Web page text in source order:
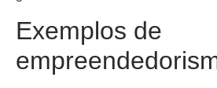
Exemplos de